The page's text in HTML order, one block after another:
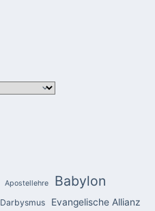
Apostellehre Babylon
Darbysmus Evangelische Allianz